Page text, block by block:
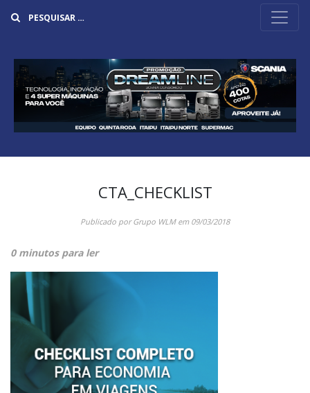
CTA_CHECKLIST
Publicado porGrupo WLMem 09/03/2018
0 minutos para ler